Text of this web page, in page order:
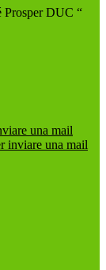
Prosper DUC “
una mail
inviare una mail